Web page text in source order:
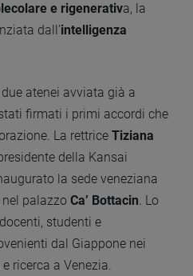
e rigenerativa, la
dall’intelligenza
atenei avviata già a
firmati i primi accordi che
La rettrice Tiziana
della Kansai
la sede veneziana
nel palazzo Ca’ Bottacin. Lo
studenti e
dal Giappone nei
ricerca a Venezia.